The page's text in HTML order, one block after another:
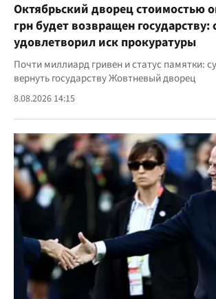
Октябрьский дворец стоимостью
грн будет возвращен государству:
удовлетворил иск прокуратуры
Почти миллиард гривен и статус памятки:
вернуть государству Жовтневый дворец
8.08.2026 14:15